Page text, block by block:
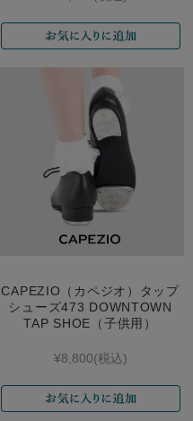
CAPEZIO（カペジオ）タップ
シューズ473 DOWNTOWN
TAP SHOE（子供用）
¥8,800(税込)